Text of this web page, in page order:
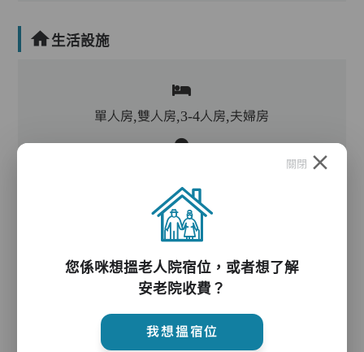
生活設施
單人房,雙人房,3-4人房,夫婦房
客廳,飯廳,活動區,廚房,洗衣房,冷氣,暖氣
電動床,氣墊床,升降機,防滑扶手,助行器/拐杖,輪
護理服務
關閉
您係咪想搵老人院宿位，或者想了解
安老院收費？
我想搵宿位